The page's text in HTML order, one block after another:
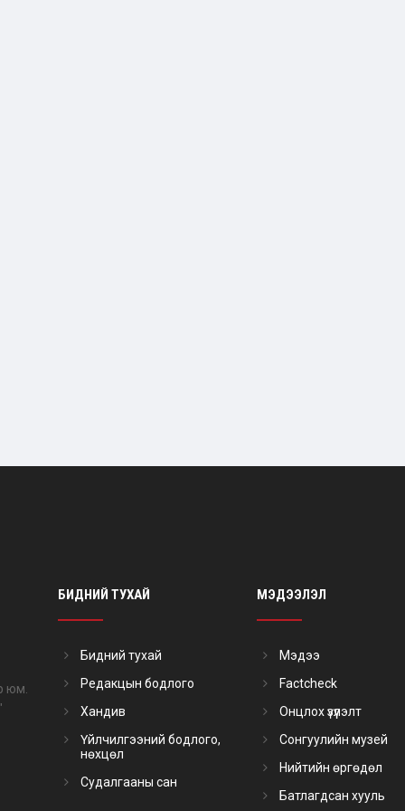
юм.
БИДНИЙ ТУХАЙ
Бидний тухай
Редакцын бодлого
Хандив
Үйлчилгээний бодлого,
нөхцөл
Судалгааны сан
МЭДЭЭЛЭЛ
Мэдээ
Factcheck
Онцлох үзүүлэлт
Сонгуулийн музей
Нийтийн өргөдөл
Батлагдсан хууль